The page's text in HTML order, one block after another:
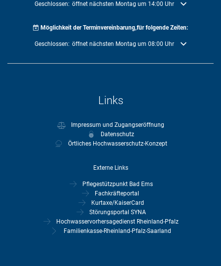
Klicken, um weitere Öffnungs- oder Schließzeiten auszublenden
Geschlossen: öffnet nächsten Montag um 14:00 Uhr
Möglichkeit der Terminvereinbarung,für folgende Zeiten:
Klicken, um weitere Öffnungs- oder Schließzeiten auszublenden
Geschlossen: öffnet nächsten Montag um 08:00 Uhr
Links
Impressum und Zugangseröffnung
Datenschutz
Örtliches Hochwasserschutz-Konzept
Externe Links
Pflegestützpunkt Bad Ems
Fachkräfteportal
Kurtaxe/KaiserCard
Störungsportal SYNA
Hochwasservorhersagedienst Rheinland-Pfalz
Familienkasse-Rheinland-Pfalz-Saarland